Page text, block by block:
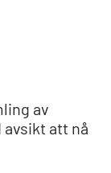
av
att nå